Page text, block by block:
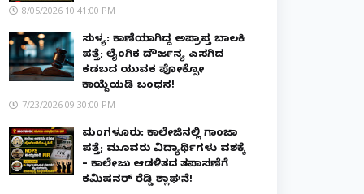
8/05/2026 10:41:00 PM
ಸುಳ್ಯ: ಕಾಣೆಯಾಗಿದ್ದ ಅಪ್ರಾಪ್ತ ಬಾಲಕಿ
ಪತ್ತೆ; ಲೈಂಗಿಕ ದೌರ್ಜನ್ಯ ಎಸಗಿದ
ಕಡಬದ ಯುವಕ ಪೋಕ್ಸೋ
ಕಾಯ್ದೆಯಡಿ ಬಂಧನ!
7/23/2026 09:30:00 PM
ಮಂಗಳೂರು: ಕಾಲೇಜಿನಲ್ಲಿ ಗಾಂಜಾ
ಪತ್ತೆ; ಮೂವರು ವಿದ್ಯಾರ್ಥಿಗಳು ವಶಕ್ಕೆ
– ಕಾಲೇಜು ಆಡಳಿತದ ತಪಾಸಣೆಗೆ
ಕಮಿಷನರ್ ರೆಡ್ಡಿ ಶ್ಲಾಘನೆ!